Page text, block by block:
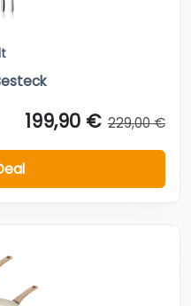
199,90 € 229,00 €